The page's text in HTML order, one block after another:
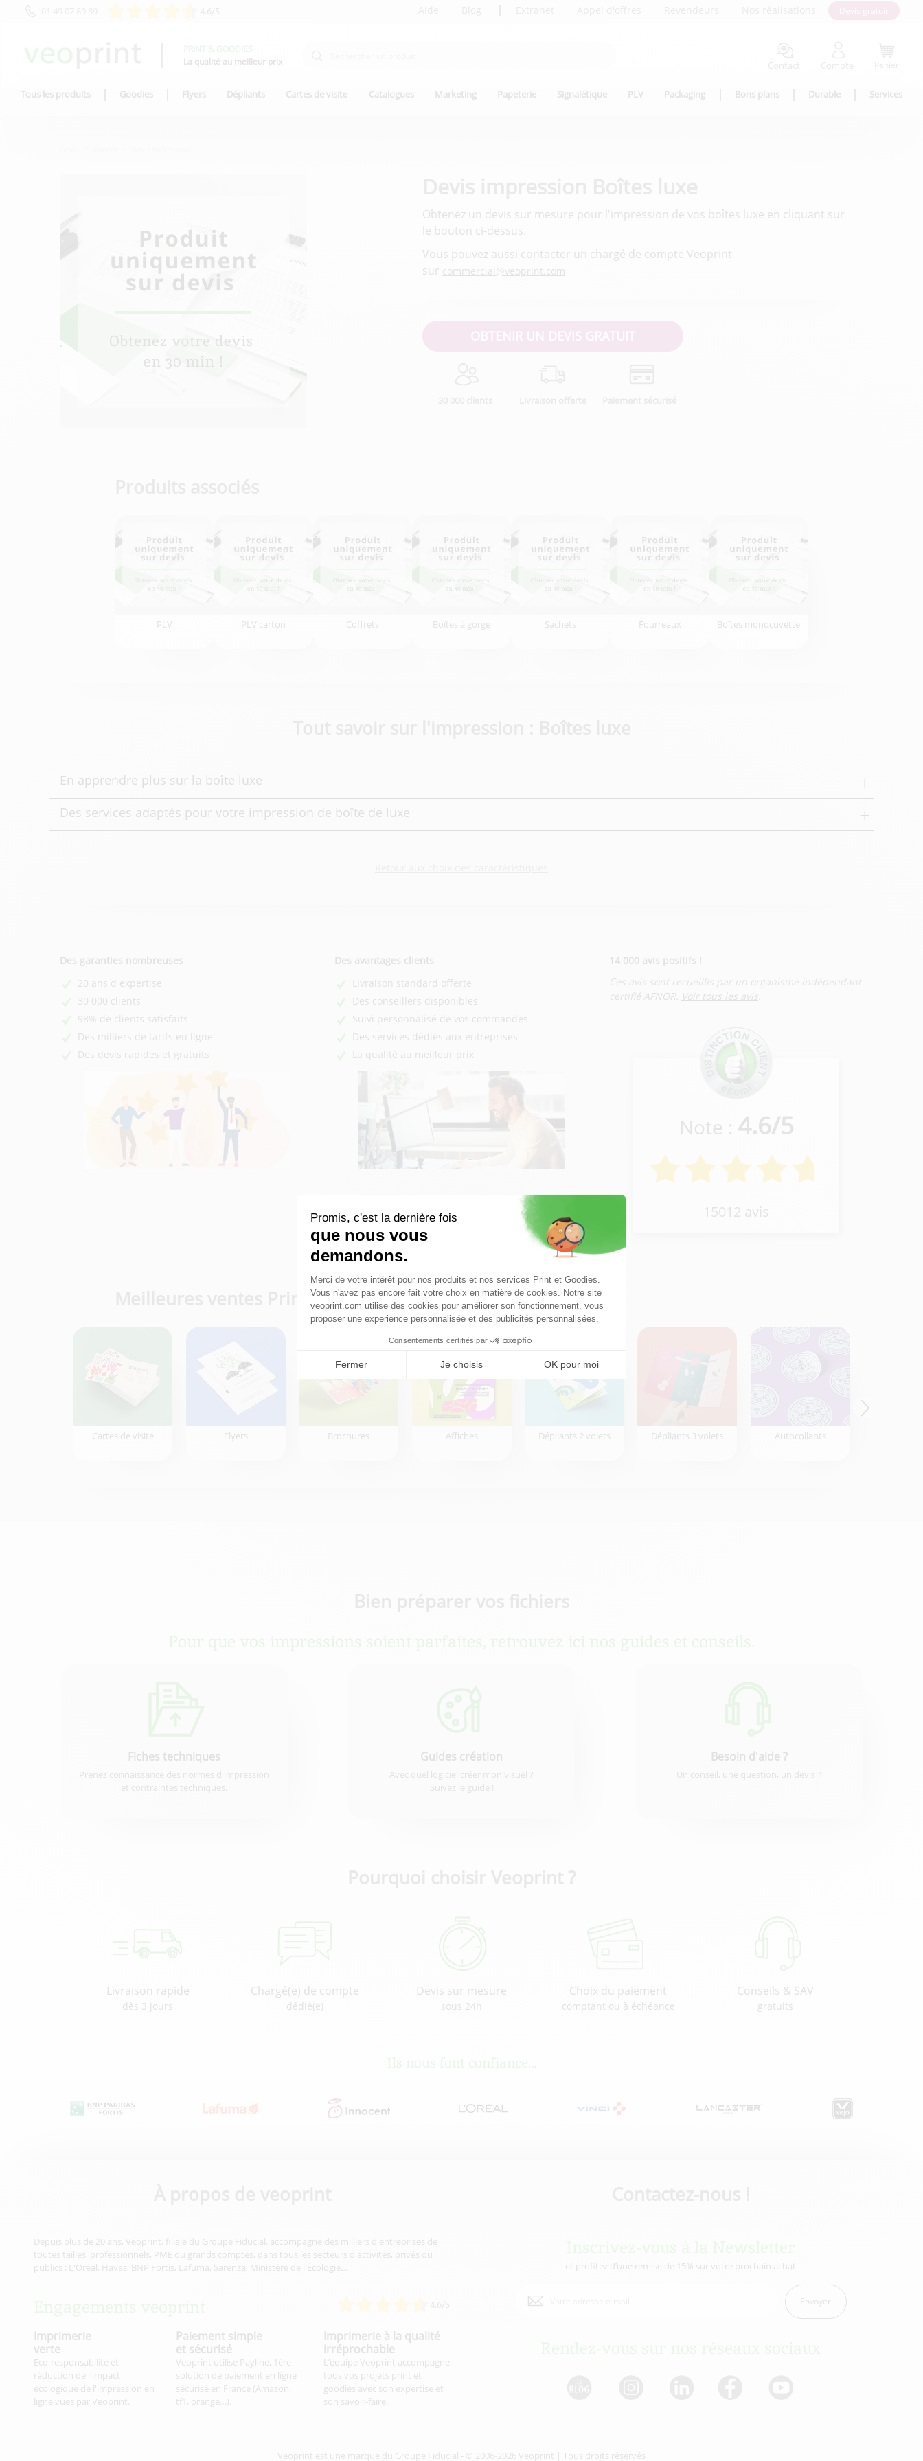
La qualité au meilleur prix
Tous les produits Goodies Flyers Dépliants Cartes de visite Catalogues Marketing Papeterie Signalétique PLV Packaging Bons plans Durable Services
Obtenez un devis sur mesure pour l'impression de vos boîtes luxe en cliquant sur
le bouton ci-dessus.
Vous pouvez aussi contacter un chargé de compte Veoprint
sur commercial@veoprint.com
PLV PLV carton Coffrets Boîtes à gorge Sachets Fourreaux Boîtes monocuvette
En apprendre plus sur la boîte luxe
Des services adaptés pour votre impression de boîte de luxe
Des garanties nombreuses
20 ans d expertise
30 000 clients
98% de clients satisfaits
Des milliers de tarifs en ligne
Des devis rapides et gratuits
Des avantages clients
Livraison standard offerte
Des conseillers disponibles
Suivi personnalisé de vos commandes
Des services dédiés aux entreprises
La qualité au meilleur prix
14 000 avis positifs !
Ces avis sont recueillis par un organisme indépendant
certifié AFNOR. Voir tous les avis
Note : 4.6/5
15012 avis
Voir tout
Cartes de visite Flyers Brochures Affiches Dépliants 2 volets Dépliants 3 volets Autocollants
Fiches techniques
Prenez connaissance des normes d'impression
et contraintes techniques.
Guides création
Avec quel logiciel créer mon visuel ?
Suivez le guide !
Besoin d'aide ?
Un conseil, une question, un devis ?
Livraison rapide
dès 3 jours
Chargé(e) de compte
dédié(e)
Devis sur mesure
sous 24h
Choix du paiement
comptant ou à échéance
Conseils & SAV
gratuits
Depuis plus de 20 ans, Veoprint, filiale du Groupe Fiducial, accompagne des milliers d'entreprises de
toutes tailles, professionnels, PME ou grands comptes, dans tous les secteurs d'activités, privés ou
publics : L'Oréal, Havas, BNP Fortis, Lafuma, Sarenza, Ministère de l'Écologie…
Imprimerie
verte
Eco-responsabilité et
réduction de l'impact
écologique de l'impression en
ligne vues par Veoprint.
Paiement simple
et sécurisé
Veoprint utilise Payline, 1ère
solution de paiement en ligne
sécurisé en France (Amazon,
tf1, orange…).
Imprimerie à la qualité
irréprochable
L’équipe Veoprint accompagne
tous vos projets print et
goodies avec son expertise et
son savoir-faire.
et profitez d’une remise de 15% sur votre prochain achat
Envoyer
Veoprint est une marque du Groupe Fiducial - © 2006-2026 Veoprint | Tous droits réservés